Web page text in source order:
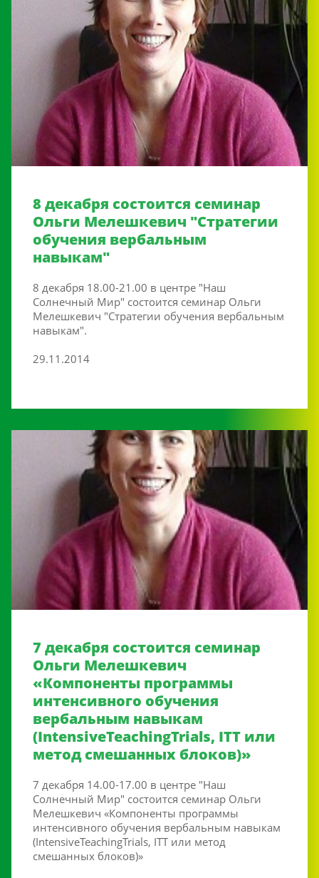
8 декабря состоится семинар
Ольги Мелешкевич "Стратегии
обучения вербальным
навыкам"
8 декабря 18.00-21.00 в центре "Наш
Солнечный Мир" состоится семинар Ольги
Мелешкевич "Стратегии обучения вербальным
навыкам".
29.11.2014
7 декабря состоится семинар
Ольги Мелешкевич
«Компоненты программы
интенсивного обучения
вербальным навыкам
(IntensiveTeachingTrials, ITT или
метод смешанных блоков)»
7 декабря 14.00-17.00 в центре "Наш
Солнечный Мир" состоится семинар Ольги
Мелешкевич «Компоненты программы
интенсивного обучения вербальным навыкам
(IntensiveTeachingTrials, ITT или метод
смешанных блоков)»